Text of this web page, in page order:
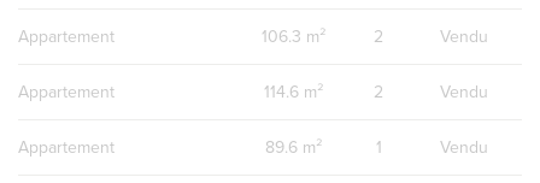
Appartement 106.3 m² 2 Vendu
Appartement 114.6 m² 2 Vendu
Appartement 89.6 m² 1 Vendu